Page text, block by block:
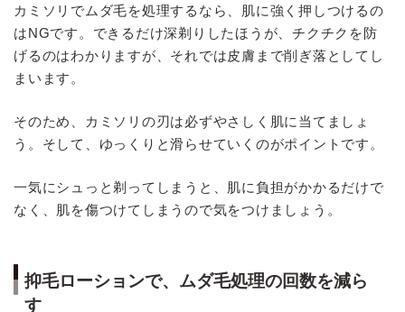
カミソリでムダ毛を処理するなら、肌に強く押しつけるの
はNGです。できるだけ深剃りしたほうが、チクチクを防
げるのはわかりますが、それでは皮膚まで削ぎ落としてし
まいます。
そのため、カミソリの刃は必ずやさしく肌に当てましょ
う。そして、ゆっくりと滑らせていくのがポイントです。
一気にシュっと剃ってしまうと、肌に負担がかかるだけで
なく、肌を傷つけてしまうので気をつけましょう。
抑毛ローションで、ムダ毛処理の回数を減ら
す